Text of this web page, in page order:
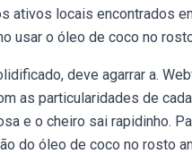
ativos locais encontrados
usar o óleo de coco no
deve agarrar a.
as particularidades de
e o cheiro sai rapidinho.
do óleo de coco no rosto